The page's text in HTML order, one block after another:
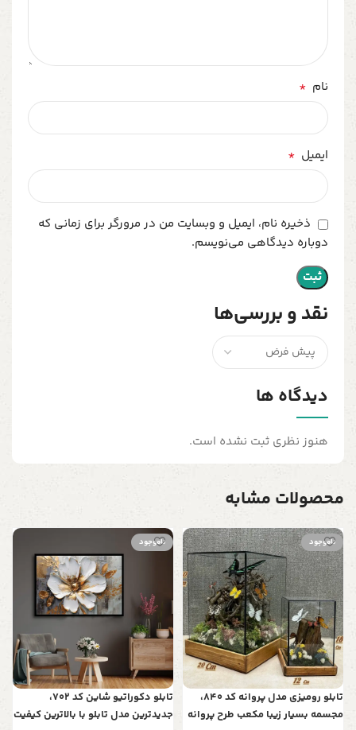
نقد و بررسی‌ها
دیدگاه ها
هنوز نظری ثبت نشده است.
نام *
ایمیل *
ذخیره نام، ایمیل و وبسایت من در مرورگر برای زمانی که
دوباره دیدگاهی می‌نویسم.
محصولات مشابه
ناموجود
تابلو رومیزی مدل پروانه کد 840،
مجسمه بسیار زیبا مکعب طرح پروانه
ناموجود
تابلو دکوراتیو شاین کد 702،
جدیدترین مدل تابلو با بالاترین کیفیت